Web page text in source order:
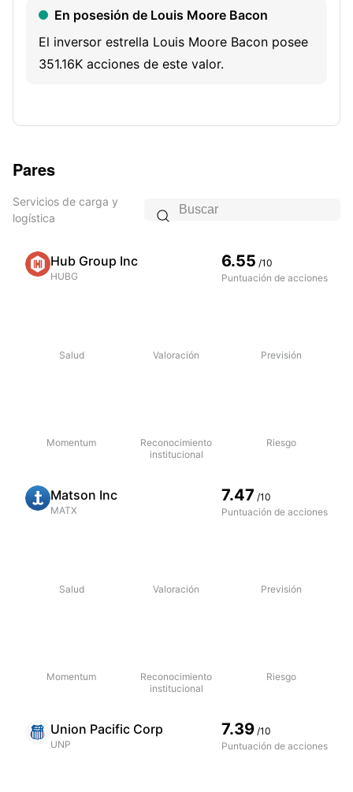
En posesión de Louis Moore Bacon
El inversor estrella Louis Moore Bacon posee
351.16K acciones de este valor.
Pares
Servicios de carga y
logística

Hub Group Inc
HUBG
6.55 /10
Puntuación de acciones
Salud Valoración Previsión
Momentum
Reconocimiento
institucional
Riesgo
Matson Inc
MATX
7.47 /10
Puntuación de acciones
Salud Valoración Previsión
Momentum
Reconocimiento
institucional
Riesgo
Union Pacific Corp
UNP
7.39 /10
Puntuación de acciones